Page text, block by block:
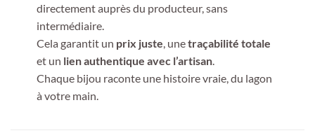
directement auprès du producteur, sans
intermédiaire.
Cela garantit un prix juste , unetraçabilité totale
et un lien authentique avec l’artisan.
Chaque bijou raconte une histoire vraie, du lagon
à votre main.